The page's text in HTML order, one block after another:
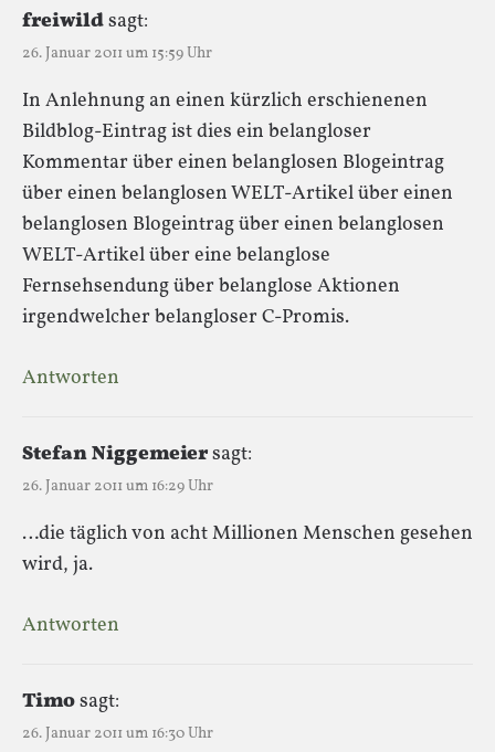
freiwildsagt:
26. Januar 2011 um 15:59 Uhr
In Anlehnung an einen kürzlich erschienenen
Bildblog-Eintrag ist dies ein belangloser
Kommentar über einen belanglosen Blogeintrag
über einen belanglosen WELT-Artikel über einen
belanglosen Blogeintrag über einen belanglosen
WELT-Artikel über eine belanglose
Fernsehsendung über belanglose Aktionen
irgendwelcher belangloser C-Promis.
Antworten
Stefan Niggemeiersagt:
26. Januar 2011 um 16:29 Uhr
…die täglich von acht Millionen Menschen gesehen
wird, ja.
Antworten
Timosagt:
26. Januar 2011 um 16:30 Uhr